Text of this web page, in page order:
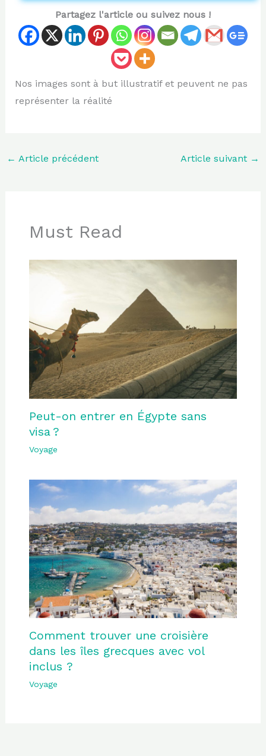
Partagez l'article ou suivez nous !
Nos images sont à but illustratif et peuvent ne pas
représenter la réalité
← Article précédent Article suivant →
Must Read
Peut-on entrer en Égypte sans
visa ?
Voyage
Comment trouver une croisière
dans les îles grecques avec vol
inclus ?
Voyage